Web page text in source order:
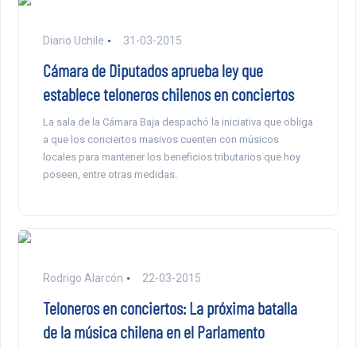
Diario Uchile 31-03-2015
Cámara de Diputados aprueba ley que
establece teloneros chilenos en conciertos
La sala de la Cámara Baja despachó la iniciativa que obliga
a que los conciertos masivos cuenten con músicos
locales para mantener los beneficios tributarios que hoy
poseen, entre otras medidas.
Rodrigo Alarcón 22-03-2015
Teloneros en conciertos: La próxima batalla
de la música chilena en el Parlamento